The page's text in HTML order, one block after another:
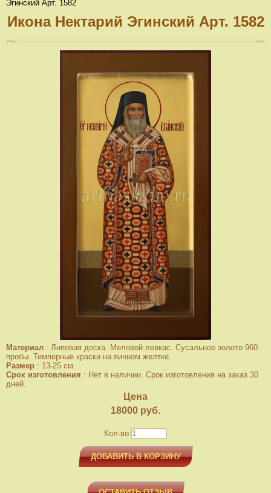
Эгинский Арт. 1582
Икона Нектарий Эгинский Арт. 1582
Материал : Липовая доска. Меловой левкас. Сусальное золото 960
пробы. Темперные краски на яичном желтке.
Размер : 13-25 см.
Срок изготовления : Нет в наличии. Срок изготовления на заказ 30
дней.
Цена
18000 руб.
Кол-во:
ДОБАВИТЬ В КОРЗИНУ